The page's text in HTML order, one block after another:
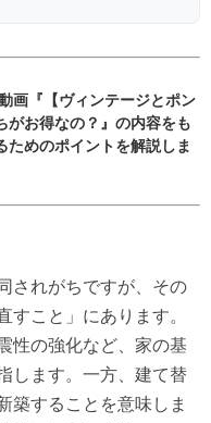
画『【ヴィンテージとポン
がお得なの？』の内容をも
ためのポイントを解説しま
されがちですが、その
すこと」にあります。
性の強化など、家の基
します。一方、建て替
築することを意味しま